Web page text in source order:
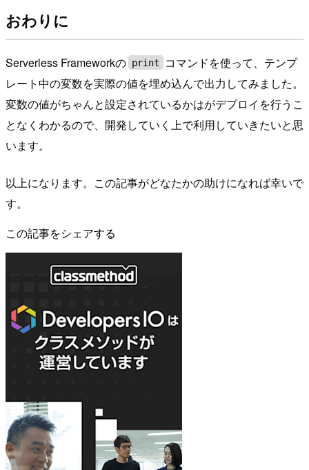
おわりに
Serverless Frameworkの print
コマンドを使って、テンプ
レート中の変数を実際の値を埋め込んで出力してみました。
変数の値がちゃんと設定されているかはがデプロイを行うこ
となくわかるので、開発していく上で利用していきたいと思
います。
以上になります。この記事がどなたかの助けになれば幸いで
す。
この記事をシェアする